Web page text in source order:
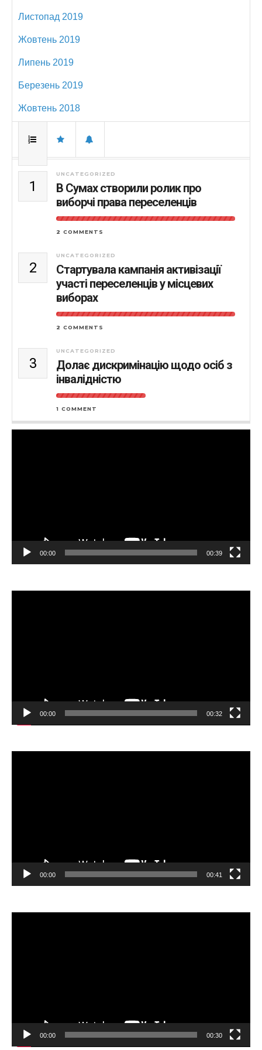
Листопад 2019
Жовтень 2019
Липень 2019
Березень 2019
Жовтень 2018
1
UNCATEGORIZED
В Сумах створили ролик про
виборчі права переселенців
2 COMMENTS
2
UNCATEGORIZED
Стартувала кампанія активізації
участі переселенців у місцевих
виборах
2 COMMENTS
3
UNCATEGORIZED
Долає дискримінацію щодо осіб з
інвалідністю
1 COMMENT
00:00 00:39
00:00 00:32
00:00 00:41
00:00 00:30